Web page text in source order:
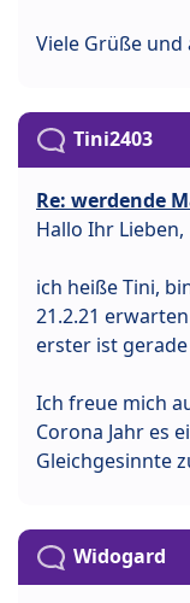
Viele Grüße und
Tini2403
Re: werdende
Hallo Ihr Lieben,
ich heiße Tini,
21.2.21
erster ist
Ich freue mich
Corona Jahr es
Gleichgesinnte
Widogard